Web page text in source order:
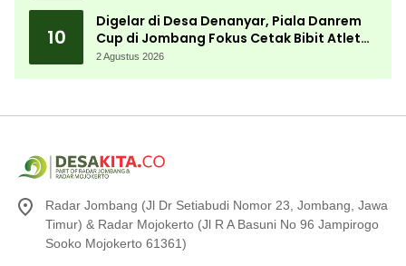
10
Digelar di Desa Denanyar, Piala Danrem
Cup di Jombang Fokus Cetak Bibit Atlet
Menembak Berprestasi
2 Agustus 2026
Radar Jombang (Jl Dr Setiabudi Nomor 23, Jombang, Jawa
Timur) & Radar Mojokerto (Jl R A Basuni No 96 Jampirogo
Sooko Mojokerto 61361)